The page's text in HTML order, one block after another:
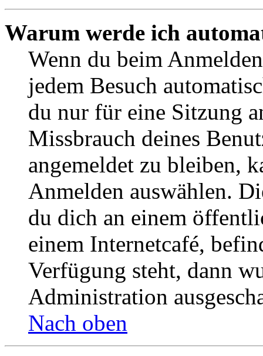
Warum werde ich
Wenn du beim
jedem Besuch
du nur für eine Sitzung
Missbrauch deines
angemeldet zu bleiben,
Anmelden auswählen.
du dich an einem
einem Internetcafé,
Verfügung steht, dann
Administration
Nach oben